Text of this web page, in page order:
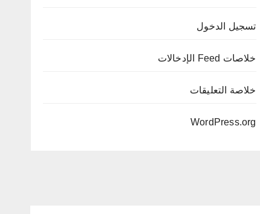
تسجيل الدخول
خلاصات Feed الإدخالات
خلاصة التعليقات
WordPress.org